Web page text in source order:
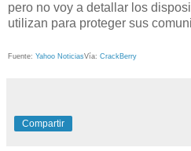
pero no voy a detallar los
utilizan para proteger sus
Fuente: Yahoo NoticiasVía: CrackBerry
Compartir